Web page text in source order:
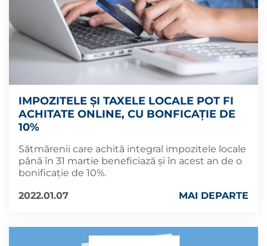
IMPOZITELE ȘI TAXELE LOCALE POT FI
ACHITATE ONLINE, CU BONFICAȚIE DE
10%
Sătmărenii care achită integral impozitele locale
până în 31 martie beneficiază și în acest an de o
bonificație de 10%.
2022.01.07
MAI DEPARTE